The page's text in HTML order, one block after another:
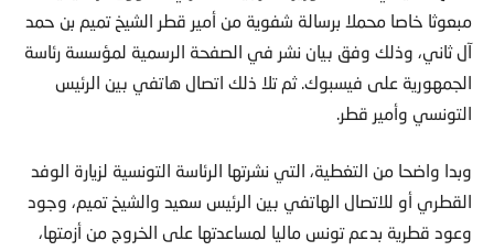
مبعوثا خاصا محملا برسالة شفوية من أمير قطر الشيخ تميم بن حمد
آل ثاني، وذلك وفق بيان نشر في الصفحة الرسمية لمؤسسة رئاسة
الجمهورية على فيسبوك. ثم تلا ذلك اتصال هاتفي بين الرئيس
التونسي وأمير قطر.
وبدا واضحا من التغطية، التي نشرتها الرئاسة التونسية لزيارة الوفد
القطري أو للاتصال الهاتفي بين الرئيس سعيد والشيخ تميم، وجود
وعود قطرية بدعم تونس ماليا لمساعدتها على الخروج من أزمتها،